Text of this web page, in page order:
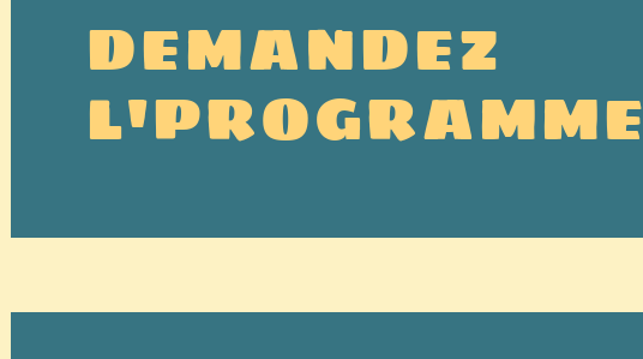
DEMANDEZ
L'PROGRAMME